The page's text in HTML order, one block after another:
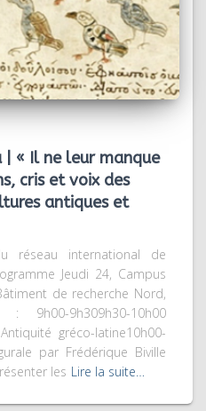
« Il ne leur manque
cris et voix des
antiques et
réseau international de
Jeudi 24, Campus
de recherche Nord,
9h309h30-10h00
gréco-latine10h00-
par Frédérique Biville
les Lire la suite…